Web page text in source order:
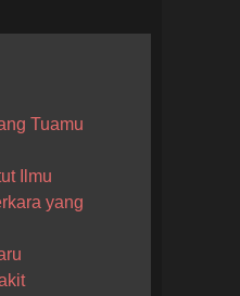
Tuamu
Ilmu
yang